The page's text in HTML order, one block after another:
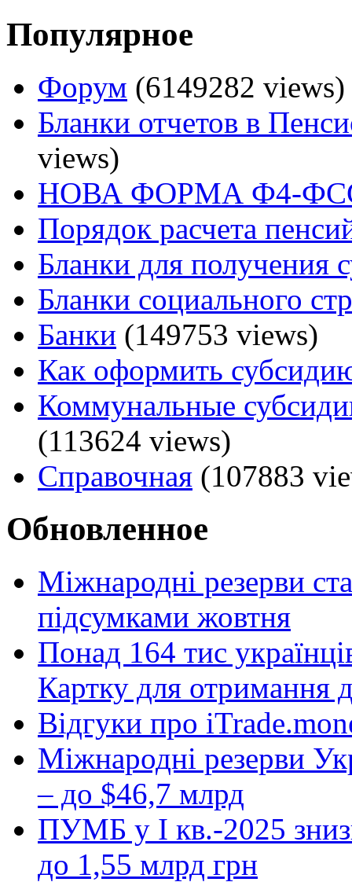
Популярное
Форум (6149282 views)
Бланки отчетов в
views)
НОВА ФОРМА Ф4-
Порядок расчета
Бланки для получения
Бланки социального
Банки (149753 views)
Как оформить
Коммунальные
(113624 views)
Справочная (107883
Обновленное
Міжнародні резерви
підсумками жовтня
Понад 164 тис
Картку для
Відгуки про
Міжнародні резерви
– до $46,7 млрд
ПУМБ у I кв.-2025
до 1,55 млрд грн